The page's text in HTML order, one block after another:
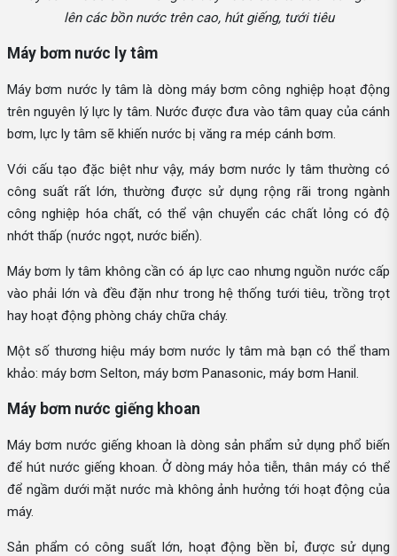
lên các bồn nước trên cao, hút giếng, tưới tiêu
Máy bơm nước ly tâm
Máy bơm nước ly tâm là dòng máy bơm công nghiệp hoạt động
trên nguyên lý lực ly tâm. Nước được đưa vào tâm quay của cánh
bơm, lực ly tâm sẽ khiến nước bị văng ra mép cánh bơm.
Với cấu tạo đặc biệt như vậy, máy bơm nước ly tâm thường có
công suất rất lớn, thường được sử dụng rộng rãi trong ngành
công nghiệp hóa chất, có thể vận chuyển các chất lỏng có độ
nhớt thấp (nước ngọt, nước biển).
Máy bơm ly tâm không cần có áp lực cao nhưng nguồn nước cấp
vào phải lớn và đều đặn như trong hệ thống tưới tiêu, trồng trọt
hay hoạt động phòng cháy chữa cháy.
Một số thương hiệu máy bơm nước ly tâm mà bạn có thể tham
khảo: máy bơm Selton, máy bơm Panasonic, máy bơm Hanil.
Máy bơm nước giếng khoan
Máy bơm nước giếng khoan là dòng sản phẩm sử dụng phổ biến
để hút nước giếng khoan. Ở dòng máy hỏa tiễn, thân máy có thể
để ngầm dưới mặt nước mà không ảnh hưởng tới hoạt động của
máy.
Sản phẩm có công suất lớn, hoạt động bền bỉ, được sử dụng